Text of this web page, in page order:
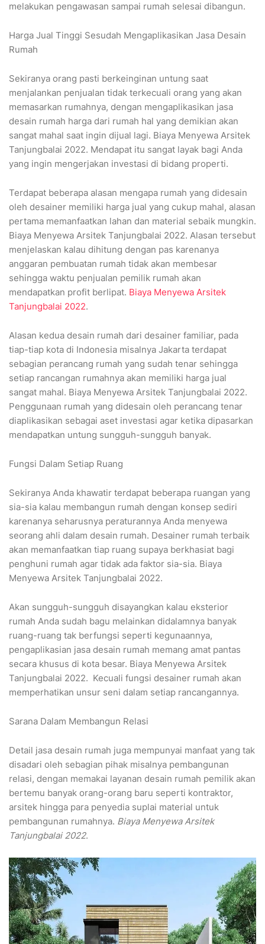
melakukan pengawasan sampai rumah selesai dibangun.
Harga Jual Tinggi Sesudah Mengaplikasikan Jasa Desain
Rumah
Sekiranya orang pasti berkeinginan untung saat
menjalankan penjualan tidak terkecuali orang yang akan
memasarkan rumahnya, dengan mengaplikasikan jasa
desain rumah harga dari rumah hal yang demikian akan
sangat mahal saat ingin dijual lagi. Biaya Menyewa Arsitek
Tanjungbalai 2022. Mendapat itu sangat layak bagi Anda
yang ingin mengerjakan investasi di bidang properti.
Terdapat beberapa alasan mengapa rumah yang didesain
oleh desainer memiliki harga jual yang cukup mahal, alasan
pertama memanfaatkan lahan dan material sebaik mungkin.
Biaya Menyewa Arsitek Tanjungbalai 2022. Alasan tersebut
menjelaskan kalau dihitung dengan pas karenanya
anggaran pembuatan rumah tidak akan membesar
sehingga waktu penjualan pemilik rumah akan
mendapatkan profit berlipat. Biaya Menyewa Arsitek
Tanjungbalai 2022.
Alasan kedua desain rumah dari desainer familiar, pada
tiap-tiap kota di Indonesia misalnya Jakarta terdapat
sebagian perancang rumah yang sudah tenar sehingga
setiap rancangan rumahnya akan memiliki harga jual
sangat mahal. Biaya Menyewa Arsitek Tanjungbalai 2022.
Penggunaan rumah yang didesain oleh perancang tenar
diaplikasikan sebagai aset investasi agar ketika dipasarkan
mendapatkan untung sungguh-sungguh banyak.
Fungsi Dalam Setiap Ruang
Sekiranya Anda khawatir terdapat beberapa ruangan yang
sia-sia kalau membangun rumah dengan konsep sediri
karenanya seharusnya peraturannya Anda menyewa
seorang ahli dalam desain rumah. Desainer rumah terbaik
akan memanfaatkan tiap ruang supaya berkhasiat bagi
penghuni rumah agar tidak ada faktor sia-sia. Biaya
Menyewa Arsitek Tanjungbalai 2022.
Akan sungguh-sungguh disayangkan kalau eksterior
rumah Anda sudah bagu melainkan didalamnya banyak
ruang-ruang tak berfungsi seperti kegunaannya,
pengaplikasian jasa desain rumah memang amat pantas
secara khusus di kota besar. Biaya Menyewa Arsitek
Tanjungbalai 2022. Kecuali fungsi desainer rumah akan
memperhatikan unsur seni dalam setiap rancangannya.
Sarana Dalam Membangun Relasi
Detail jasa desain rumah juga mempunyai manfaat yang tak
disadari oleh sebagian pihak misalnya pembangunan
relasi, dengan memakai layanan desain rumah pemilik akan
bertemu banyak orang-orang baru seperti kontraktor,
arsitek hingga para penyedia suplai material untuk
pembangunan rumahnya. Biaya Menyewa Arsitek
Tanjungbalai 2022.